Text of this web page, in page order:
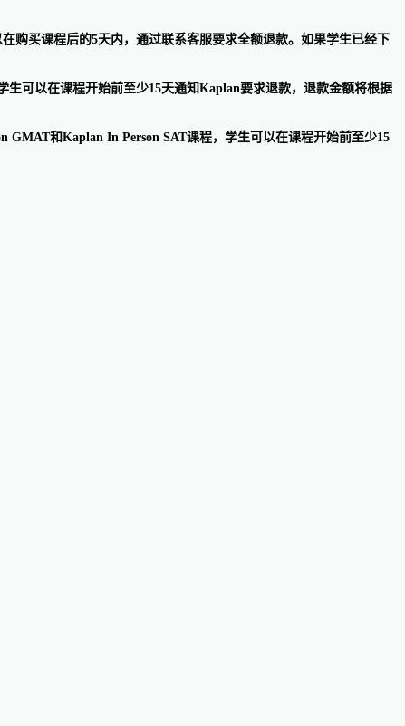
购买课程后的5天内，通过联系客服要求全额退款。如果学生已经下
可以在课程开始前至少15天通知Kaplan要求退款，退款金额将根据
GMAT和Kaplan In Person SAT课程，学生可以在课程开始前至少15